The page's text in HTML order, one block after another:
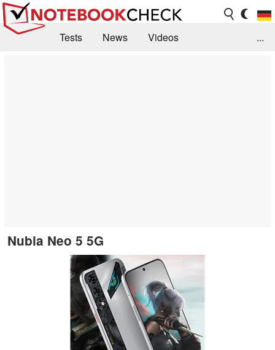
Tests News
Videos
...
Nubia Neo 5 5G